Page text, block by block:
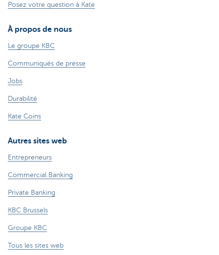
Posez votre question à Kate
À propos de nous
Le groupe KBC
Communiqués de presse
Jobs
Durabilité
Kate Coins
Autres sites web
Entrepreneurs
Commercial Banking
Private Banking
KBC Brussels
Groupe KBC
Tous les sites web